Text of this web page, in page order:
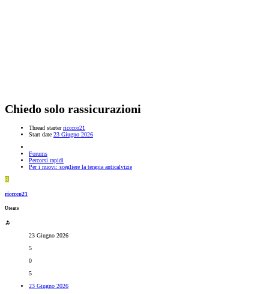
Chiedo solo rassicurazioni
Thread starter ricccco21
Start date 23 Giugno 2026
Forums
Percorsi rapidi
Per i nuovi: scegliere la terapia anticalvizie
R
ricccco21
Utente
23 Giugno 2026
5
0
5
23 Giugno 2026